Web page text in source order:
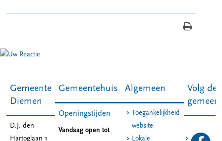
Gemeente
Diemen
D.J. den
Hartoglaan 1
Gemeentehuis
Openingstijden
Vandaag open tot
Algemeen
Toegankelijkheid
website
Lokale
Volg de